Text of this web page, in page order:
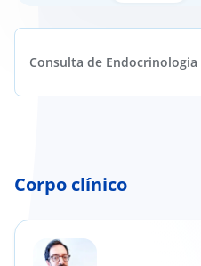
Consulta de Endocrinologia
Corpo clínico